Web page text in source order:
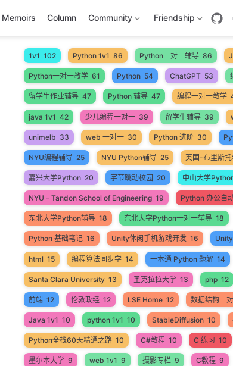
Memoirs Column Community Friendship
1v1 102 Python 1v1 86 Python一对一辅导 86
Python一对一教学 61 Python 54 ChatGPT 53
留学生作业辅导 47 Python 辅导 47 编程一对一教学
java 1v1 42 少儿编程一对一 39 留学生辅导 39
unimelb 33 web 一对一 30 Python 进阶 30
NYU编程辅导 25 NYU Python辅导 25 英国-布里斯
嘉兴大学Python 20 字节跳动校园 20 中山大学
NYU – Tandon School of Engineering 19 Python 办公自
东北大学Python辅导 18 东北大学Python一对一辅导 18
Python 基础笔记 16 Unity休闲手机游戏开发 16 Unity
html 15 编程算法同步学 14 一本通 Python 题解 14
Santa Clara University 13 圣克拉拉大学 13 php 12
前端 12 伦敦政经 12 LSE Home 12 数据结构一
Java 1v1 10 python 1v1 10 StableDiffusion 10
Python全栈60天精通之路 10 C#教程 10 C 练习 10
墨尔本大学 9 web 1v1 9 摄影专栏 9 C教程 9